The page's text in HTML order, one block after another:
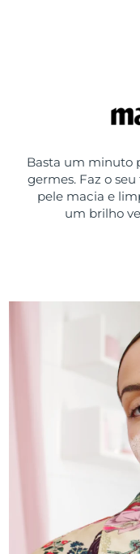
Basta um minuto
germes. Faz o
pele macia e
um brilho